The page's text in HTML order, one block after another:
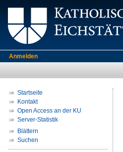
Anmelden
Startseite
Kontakt
Open Access an der KU
Server-Statistik
Blättern
Suchen